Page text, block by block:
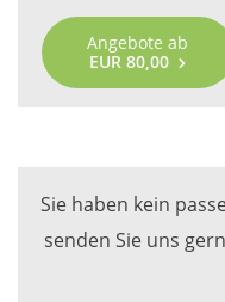
Angebote ab
EUR 80,00
Sie haben kein
senden Sie uns